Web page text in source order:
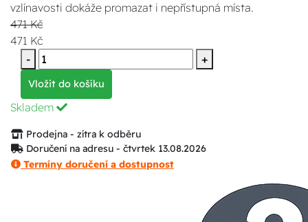
vzlínavosti dokáže promazat i nepřístupná místa.
471 Kč
471 Kč
-
+
Vložit do košíku
Skladem
Prodejna - zítra k odběru
Doručení na adresu - čtvrtek 13.08.2026
Termíny doručení a dostupnost